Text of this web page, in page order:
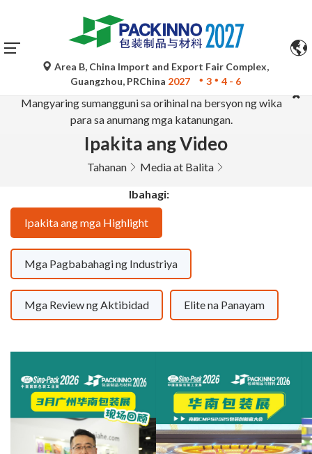
Ang mga awtomatikong pagsasalin ng Google Translate ay
para lamang sa sanggunian at maaaring hindi tumpak.
Mangyaring sumangguni sa orihinal na bersyon ng wika
para sa anumang mga katanungan.
Area B, China Import and Export Fair Complex,
Guangzhou, PRChina 2027 3 4 - 6
Ipakita ang Video
Tahanan Media at Balita
Ibahagi:
Ipakita ang mga Highlight
Mga Pagbabahagi ng Industriya
Mga Review ng Aktibidad Elite na Panayam